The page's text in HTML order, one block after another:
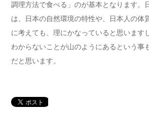
調理方法で食べる」のが基本となります。
は、日本の自然環境の特性や、日本人の体
に考えても、理にかなっていると思います
わからないことが山のようにあるという事
だと思います。